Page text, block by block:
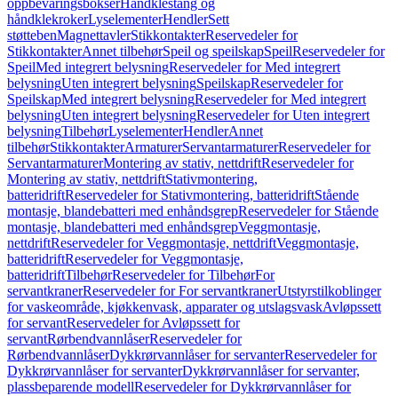
oppbevaringsbokserHåndklestang og
håndklekrokerLyselementerHendlerSett
støttebenMagnettavlerStikkontakterReservedeler for
StikkontakterAnnet tilbehørSpeil og speilskapSpeilReservedeler for
SpeilMed integrert belysningReservedeler for Med integrert
belysningUten integrert belysningSpeilskapReservedeler for
SpeilskapMed integrert belysningReservedeler for Med integrert
belysningUten integrert belysningReservedeler for Uten integrert
belysningTilbehørLyselementerHendlerAnnet
tilbehørStikkontakterArmaturerServantarmaturerReservedeler for
ServantarmaturerMontering av stativ, nettdriftReservedeler for
Montering av stativ, nettdriftStativmontering,
batteridriftReservedeler for Stativmontering, batteridriftStående
montasje, blandebatteri med enhåndsgrepReservedeler for Stående
montasje, blandebatteri med enhåndsgrepVeggmontasje,
nettdriftReservedeler for Veggmontasje, nettdriftVeggmontasje,
batteridriftReservedeler for Veggmontasje,
batteridriftTilbehørReservedeler for TilbehørFor
servantkranerReservedeler for For servantkranerUtstyrstilkoblinger
for vaskeområde, kjøkkenvask, apparater og utslagsvaskAvløpssett
for servantReservedeler for Avløpssett for
servantRørbendvannlåserReservedeler for
RørbendvannlåserDykkrørvannlåser for servanterReservedeler for
Dykkrørvannlåser for servanterDykkrørvannlåser for servanter,
plassbeparende modellReservedeler for Dykkrørvannlåser for